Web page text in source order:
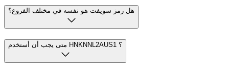
هل رمز سويفت هو نفسه في مختلف الفروع؟
متى يجب أن أستخدم HNKNNL2AUS1 ؟